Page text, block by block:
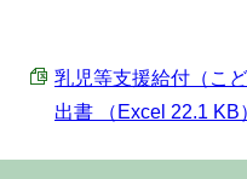
乳児等支援給付（こ
出書 （Excel 22.1 KB